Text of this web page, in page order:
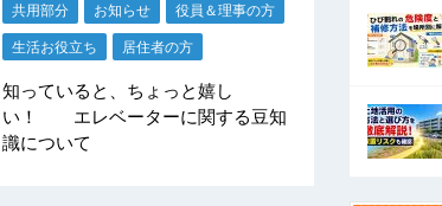
共用部分 お知らせ 役員＆理事の方
生活お役立ち 居住者の方
知っていると、ちょっと嬉し
い！ エレベーターに関する豆知
識について